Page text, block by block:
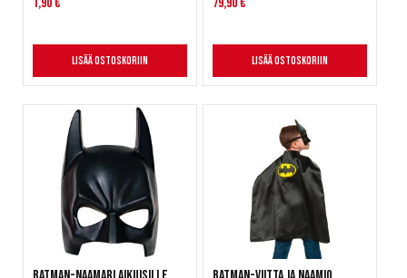
Lisää ostoskoriin Lisää ostoskoriin